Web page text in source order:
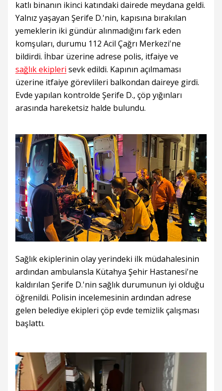
katlı binanın ikinci katındaki dairede meydana geldi.
Yalnız yaşayan Şerife D.'nin, kapısına bırakılan
yemeklerin iki gündür alınmadığını fark eden
komşuları, durumu 112 Acil Çağrı Merkezi'ne
bildirdi. İhbar üzerine adrese polis, itfaiye ve
sağlık ekipleri sevk edildi. Kapının açılmaması
üzerine itfaiye görevlileri balkondan daireye girdi.
Evde yapılan kontrolde Şerife D., çöp yığınları
arasında hareketsiz halde bulundu.
Sağlık ekiplerinin olay yerindeki ilk müdahalesinin
ardından ambulansla Kütahya Şehir Hastanesi'ne
kaldırılan Şerife D.'nin sağlık durumunun iyi olduğu
öğrenildi. Polisin incelemesinin ardından adrese
gelen belediye ekipleri çöp evde temizlik çalışması
başlattı.